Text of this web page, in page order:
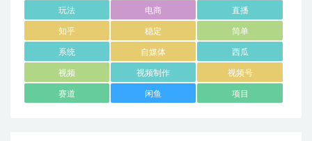
玩法 电商 直播
知乎 稳定 简单
系统 自媒体 西瓜
视频 视频制作 视频号
赛道 闲鱼 项目